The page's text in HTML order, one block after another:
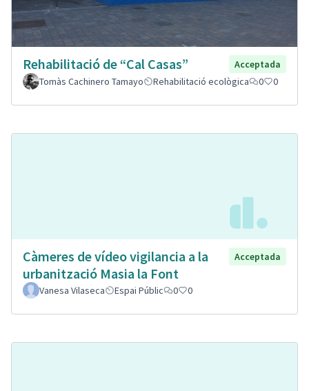
Rehabilitació de “Cal Casas”
Acceptada
Tomàs Cachinero Tamayo
Rehabilitació ecològica 0 0
Càmeres de vídeo vigilancia a la
urbanització Masia la Font
Acceptada
Vanesa Vilaseca Espai Públic 0 0